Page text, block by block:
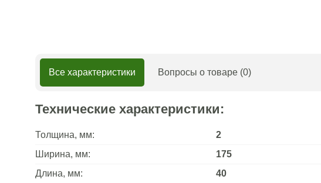
Все характеристики Вопросы о товаре (0)
Технические характеристики:
Толщина, мм:
2
Ширина, мм:
175
Длина, мм:
40